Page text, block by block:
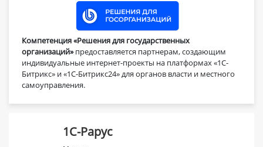
Компетенция «Решения для государственных
организаций»предоставляется партнерам, создающим
индивидуальные интернет-проекты на платформах «1С-
Битрикс» и «1С-Битрикс24» для органов власти и местного
самоуправления.
1С-Рарус